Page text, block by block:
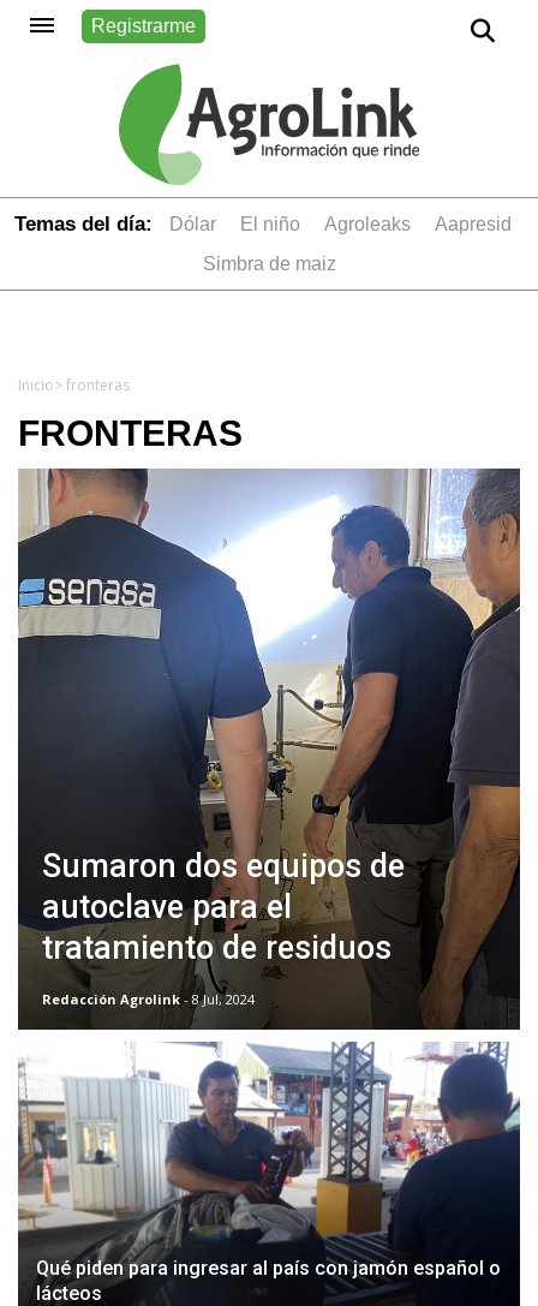
Registrarme
Temas del día: dólar el niño Agroleaks
aapresid
simbra de maiz
Inicio> fronteras
FRONTERAS
Sumaron dos equipos de
autoclave para el
tratamiento de residuos
Redacción Agrolink - 8 Jul, 2024
Qué piden para ingresar al país con jamón español o
lácteos